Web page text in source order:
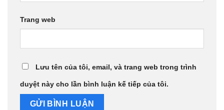
Trang web
Lưu tên của tôi, email, và trang web trong trình
duyệt này cho lần bình luận kế tiếp của tôi.